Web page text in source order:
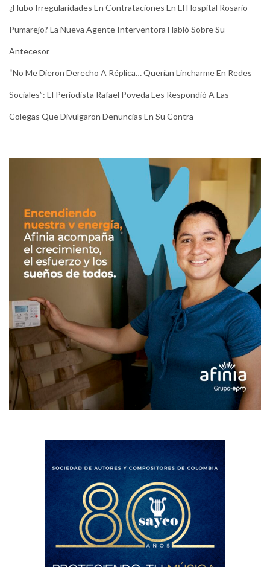
¿Hubo Irregularidades En Contrataciones En El Hospital Rosario
Pumarejo? La Nueva Agente Interventora Habló Sobre Su
Antecesor
“No Me Dieron Derecho A Réplica… Querían Lincharme En Redes
Sociales”: El Periodista Rafael Poveda Les Respondió A Las
Colegas Que Divulgaron Denuncias En Su Contra